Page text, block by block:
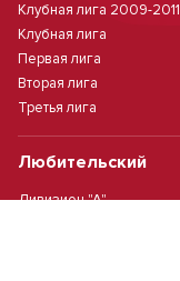
Клубная лига 2009-2011
Клубная лига
Первая лига
Вторая лига
Третья лига
Любительский
Дивизион "А"